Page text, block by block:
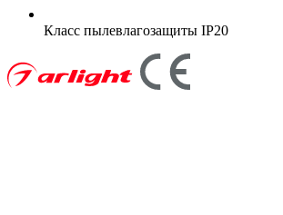
Класс пылевлагозащиты IP20